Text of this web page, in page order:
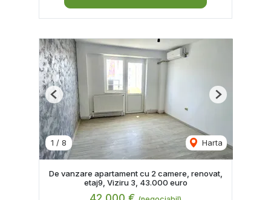
1 / 8 Harta
Previous Next
De vanzare apartament cu 2 camere, renovat,
etaj9, Viziru 3, 43.000 euro